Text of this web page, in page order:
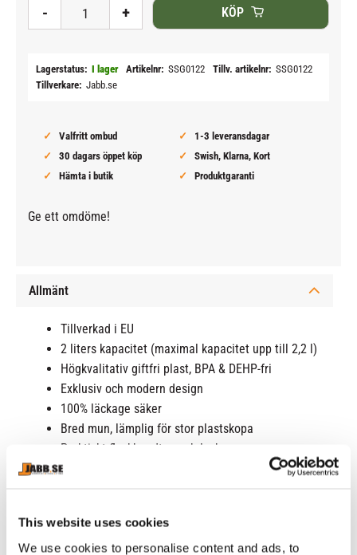
This website uses cookies
We use cookies to personalise content and ads, to
+
- KÖP
Lagerstatus I lager Artikelnr SSG0122 Tillv. artikelnr SSG0122
Tillverkare Jabb.se
Valfritt ombud
1-3 leveransdagar
30 dagars öppet köp
Swish, Klarna, Kort
Hämta i butik
Produktgaranti
Ge ett omdöme!
Allmänt
Tillverkad i EU
2 liters kapacitet (maximal kapacitet upp till 2,2 l)
Högkvalitativ giftfri plast, BPA & DEHP-fri
Exklusiv och modern design
100% läckage säker
Bred mun, lämplig för stor plastskopa
Praktiskt flaskhandtag och lock
RELATERADE PRODUKTER